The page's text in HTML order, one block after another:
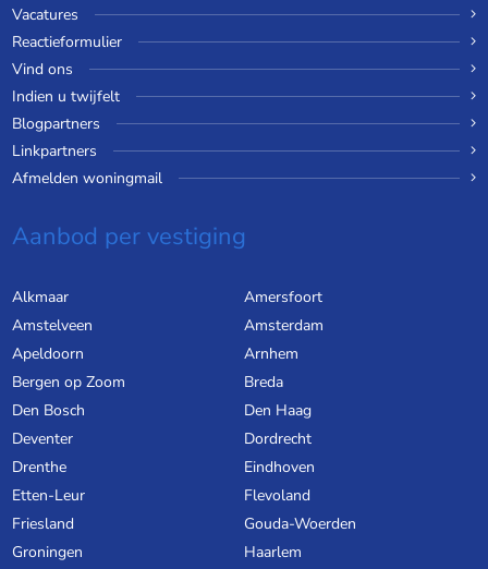
Vacatures
Reactieformulier
Vind ons
Indien u twijfelt
Blogpartners
Linkpartners
Afmelden woningmail
Aanbod per vestiging
Alkmaar
Amersfoort
Amstelveen
Amsterdam
Apeldoorn
Arnhem
Bergen op Zoom
Breda
Den Bosch
Den Haag
Deventer
Dordrecht
Drenthe
Eindhoven
Etten-Leur
Flevoland
Friesland
Gouda-Woerden
Groningen
Haarlem